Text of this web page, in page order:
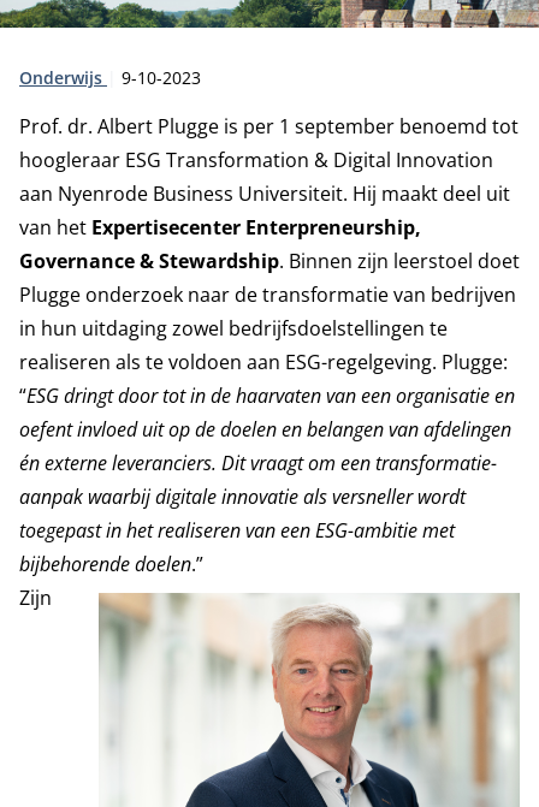
Type:
Onderwijs Publicatiedatum:
9-10-2023
Prof. dr. Albert Plugge is per 1 september benoemd tot
hoogleraar ESG Transformation & Digital Innovation
aan Nyenrode Business Universiteit. Hij maakt deel uit
van het Expertisecenter Enterpreneurship,
Governance & Stewardship. Binnen zijn leerstoel doet
Plugge onderzoek naar de transformatie van bedrijven
in hun uitdaging zowel bedrijfsdoelstellingen te
realiseren als te voldoen aan ESG-regelgeving. Plugge:
“ESG dringt door tot in de haarvaten van een organisatie en
oefent invloed uit op de doelen en belangen van afdelingen
én externe leveranciers. Dit vraagt om een transformatie-
aanpak waarbij digitale innovatie als versneller wordt
toegepast in het realiseren van een ESG-ambitie met
bijbehorende doelen.”
Zijn